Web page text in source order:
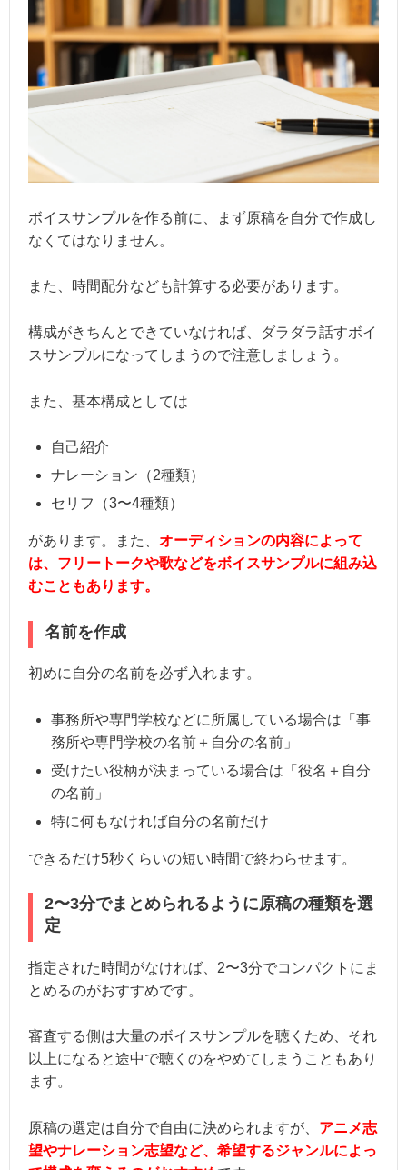
ボイスサンプルを作る前に、まず原稿を自分で作成し
なくてはなりません。
また、時間配分なども計算する必要があります。
構成がきちんとできていなければ、ダラダラ話すボイ
スサンプルになってしまうので注意しましょう。
また、基本構成としては
自己紹介
ナレーション（2種類）
セリフ（3〜4種類）
があります。また、 オーディションの内容によって
は、フリートークや歌などをボイスサンプルに組み込
むこともあります。
名前を作成
初めに自分の名前を必ず入れます。
事務所や専門学校などに所属している場合は「事
務所や専門学校の名前＋自分の名前」
受けたい役柄が決まっている場合は「役名＋自分
の名前」
特に何もなければ自分の名前だけ
できるだけ5秒くらいの短い時間で終わらせます。
2〜3分でまとめられるように原稿の種類を選
定
指定された時間がなければ、2〜3分でコンパクトにま
とめるのがおすすめです。
審査する側は大量のボイスサンプルを聴くため、それ
以上になると途中で聴くのをやめてしまうこともあり
ます。
原稿の選定は自分で自由に決められますが、 アニメ志
望やナレーション志望など、希望するジャンルによっ